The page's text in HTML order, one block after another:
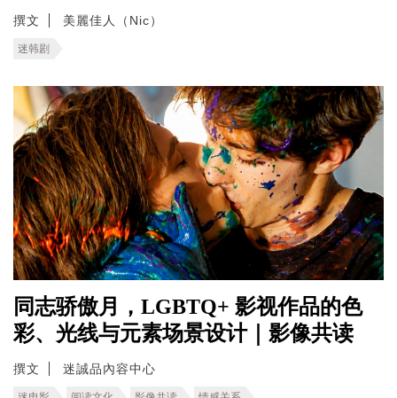
撰文 美麗佳人（Nic）
迷韩剧
同志骄傲月，LGBTQ+ 影视作品的色
彩、光线与元素场景设计｜影像共读
撰文 迷誠品內容中心